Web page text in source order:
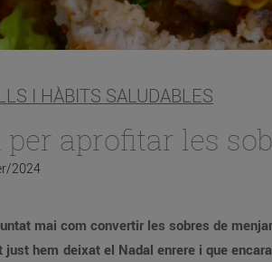
I HÀBITS SALUDABLES
per aprofitar les
2024
mai com convertir les sobres de
just hem deixat el Nadal enrere i que